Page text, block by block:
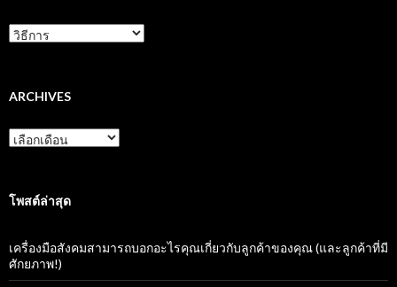
ประเภท
ARCHIVES
Archives
โพสต์ล่าสุด
เครื่องมือสังคมสามารถบอกอะไรคุณเกี่ยวกับลูกค้าของคุณ (และลูกค้าที่มี
ศักยภาพ!)